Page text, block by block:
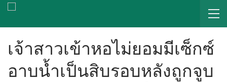
เจ้าสาวเข้าหอไม่ยอมมีเซ็กซ์
อาบน้ำเป็นสิบรอบหลังถูกจูบ